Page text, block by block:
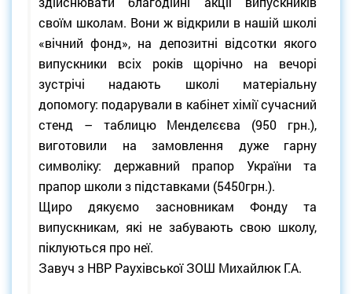
своїм школам. Вони ж відкрили в нашій школі
«вічний фонд», на депозитні відсотки якого
випускники всіх років щорічно на вечорі
зустрічі надають школі матеріальну
допомогу: подарували в кабінет хімії сучасний
стенд – таблицю Менделєєва (950 грн.),
виготовили на замовлення дуже гарну
символіку: державний прапор України та
прапор школи з підставками (5450грн.).
Щиро дякуємо засновникам Фонду та
випускникам, які не забувають свою школу,
піклуються про неї.
Завуч з НВР Раухівської ЗОШ Михайлюк Г.А.